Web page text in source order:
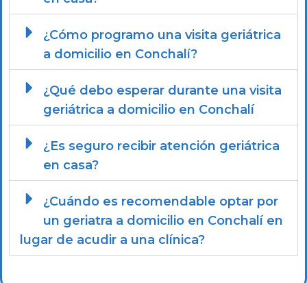
¿Cómo programo una visita geriátrica
a domicilio en Conchalí?
¿Qué debo esperar durante una visita
geriátrica a domicilio en Conchalí
¿Es seguro recibir atención geriátrica
en casa?
¿Cuándo es recomendable optar por
un geriatra a domicilio en Conchalí en
lugar de acudir a una clínica?